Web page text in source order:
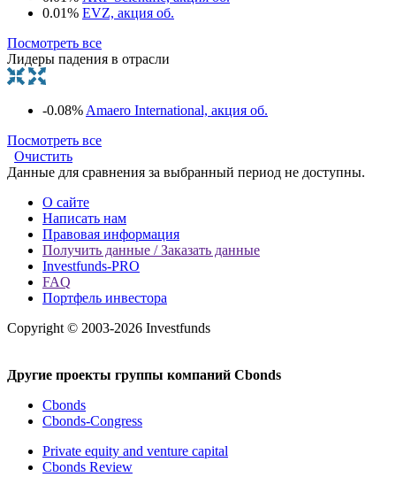
0.01% EVZ, акция об.
Посмотреть все
Лидеры падения в отрасли
-0.08% Amaero International, акция об.
Посмотреть все
Очистить
Данные для сравнения за выбранный период не доступны.
О сайте
Написать нам
Правовая информация
Получить данные / Заказать данные
Investfunds-PRO
FAQ
Портфель инвестора
Copyright © 2003-2026 Investfunds
Другие проекты группы компаний Cbonds
Cbonds
Cbonds-Congress
Private equity and venture capital
Cbonds Review